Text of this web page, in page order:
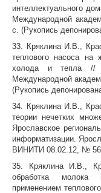
интеллектуального
Международной
с. (Рукопись
33. Кряклина И.В.,
теплового насоса на
холода и тепла //
Международной
(Рукопись
34. Кряклина И.В.,
теории нечетких
Ярославское
информатизации.
ВИНИТИ 08.02.12, №
35. Кряклина И.В.,
обработка молока
применением